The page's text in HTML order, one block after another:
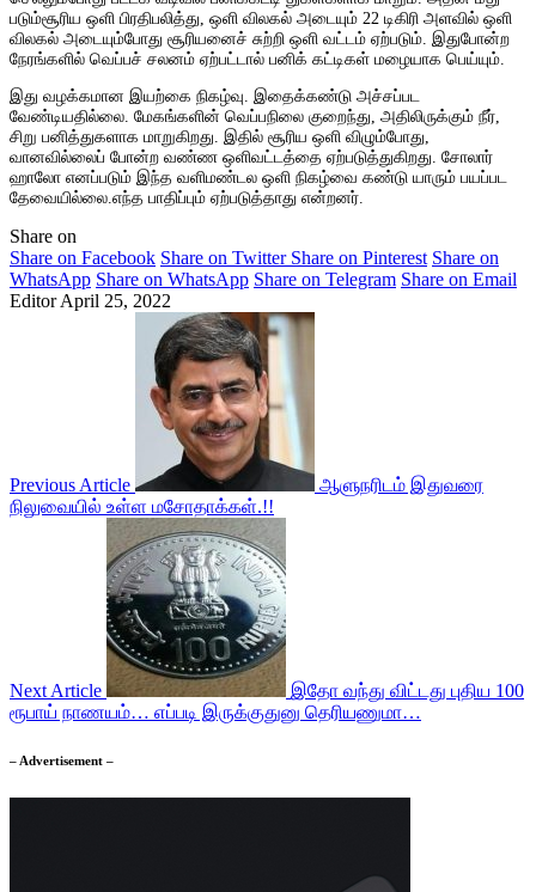
படும்சூரிய ஒளி பிரதிபலித்து, ஒளி விலகல் அடையும் 22 டிகிரி அளவில் ஒளி
விலகல் அடையும்போது சூரியனைச் சுற்றி ஒளி வட்டம் ஏற்படும். இதுபோன்ற
நேரங்களில் வெப்பச் சலனம் ஏற்பட்டால் பனிக் கட்டிகள் மழையாக பெய்யும்.
இது வழக்கமான இயற்கை நிகழ்வு. இதைக்கண்டு அச்சப்பட
வேண்டியதில்லை. மேகங்களின் வெப்பநிலை குறைந்து, அதிலிருக்கும் நீர்,
சிறு பனித்துகளாக மாறுகிறது. இதில் சூரிய ஒளி விழும்போது,
வானவில்லைப் போன்ற வண்ண ஒளிவட்டத்தை ஏற்படுத்துகிறது. சோலார்
ஹாலோ எனப்படும் இந்த வளிமண்டல ஒளி நிகழ்வை கண்டு யாரும் பயப்பட
தேவையில்லை.எந்த பாதிப்பும் ஏற்படுத்தாது என்றனர்.
Share on
Share on Facebook Share on Twitter Share on Pinterest Share on
WhatsApp Share on WhatsApp Share on Telegram Share on Email
Editor April 25, 2022
Previous Article
ஆளுநரிடம் இதுவரை
நிலுவையில் உள்ள மசோதாக்கள்.!!
Next Article
இதோ வந்து விட்டது புதிய 100
ரூபாய் நாணயம்… எப்படி இருக்குதுனு தெரியணுமா…
– Advertisement –